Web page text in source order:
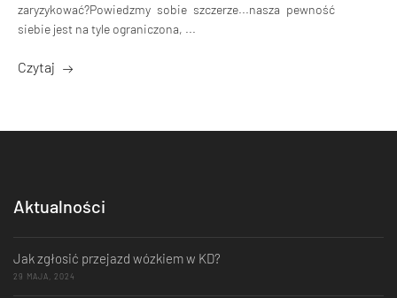
zaryzykować?Powiedzmy sobie szczerze...nasza pewność
siebie jest na tyle ograniczona, ...
Czytaj
Aktualności
Jak zgłosić przejazd wózkiem w KD?
29 MAJA, 2024